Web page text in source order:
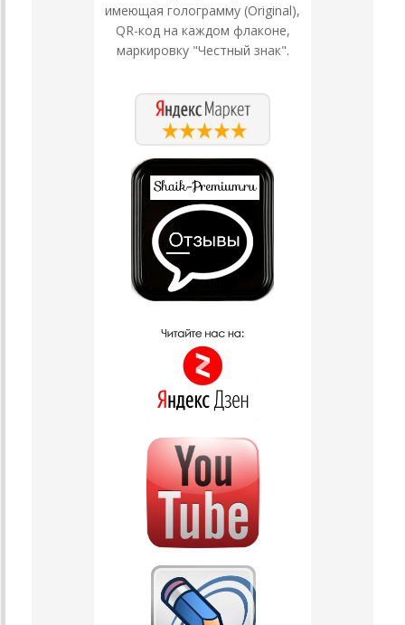
имеющая голограмму (Original),
QR-код на каждом флаконе,
маркировку "Честный знак".